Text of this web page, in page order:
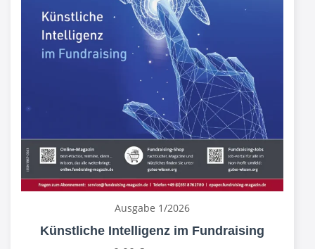
Ausgabe 1/2026
Künstliche Intelligenz im Fundraising